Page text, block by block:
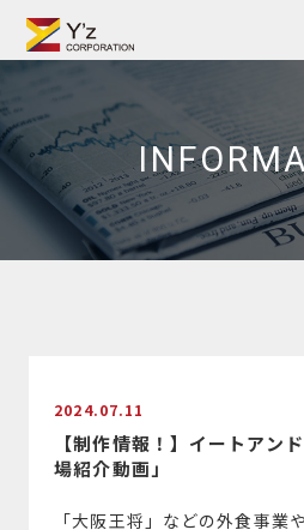
Skip
to
content
TV番組・企業PR動画・Web動
2024.07.11
【制作情報！】イートアン
場紹介動画」
「大阪王将」などの外食事業